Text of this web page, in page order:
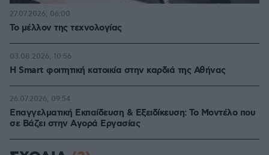
Το μέλλον της τεχνολογίας
27.07.2026, 06:00
Η Smart φοιτητική κατοικία στην καρδιά της Αθήνας
03.08.2026, 10:56
Επαγγελματική Εκπαίδευση & Εξειδίκευση: Το Mοντέλο που
σε Bάζει στην Aγορά Eργασίας
26.07.2026, 09:54